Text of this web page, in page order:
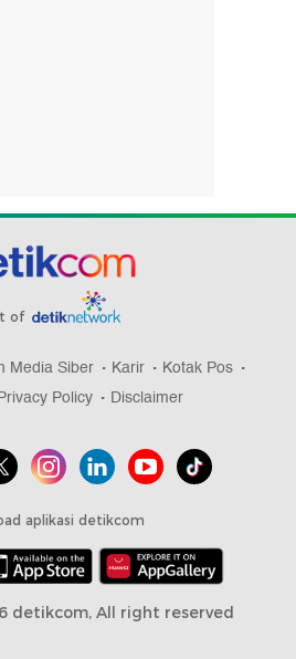
of
Media Siber Karir
Kotak Pos
Policy Disclaimer
aplikasi detikcom
detikcom, All right reserved